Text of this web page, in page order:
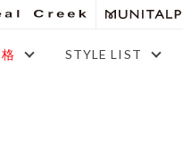
STYLE LIST